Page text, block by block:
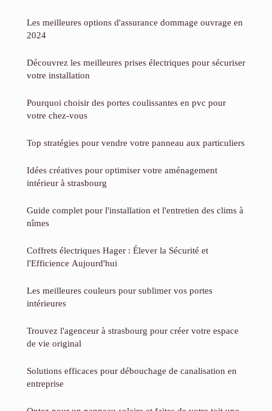
Les meilleures options d'assurance dommage ouvrage en
2024
Découvrez les meilleures prises électriques pour sécuriser
votre installation
Pourquoi choisir des portes coulissantes en pvc pour
votre chez-vous
Top stratégies pour vendre votre panneau aux particuliers
Idées créatives pour optimiser votre aménagement
intérieur à strasbourg
Guide complet pour l'installation et l'entretien des clims à
nîmes
Coffrets électriques Hager : Élever la Sécurité et
l'Efficience Aujourd'hui
Les meilleures couleurs pour sublimer vos portes
intérieures
Trouvez l'agenceur à strasbourg pour créer votre espace
de vie original
Solutions efficaces pour débouchage de canalisation en
entreprise